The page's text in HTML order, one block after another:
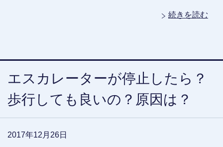
続きを読む
エスカレーターが停止したら？
歩行しても良いの？原因は？
2017年12月26日